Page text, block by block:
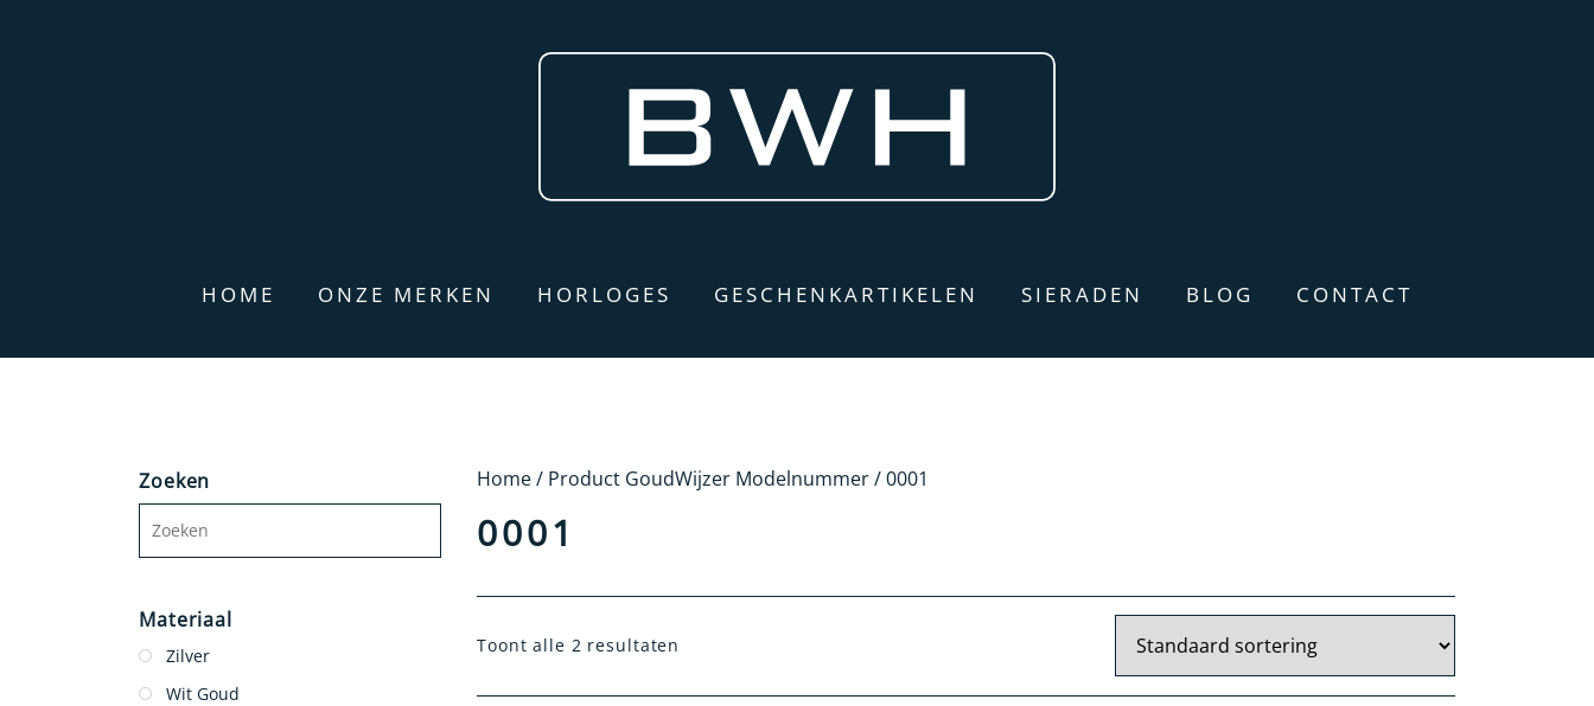
HOME ONZE MERKEN HORLOGES GESCHENKARTIKELEN SIERADEN BLOG CONTACT
Zoeken
Materiaal
Zilver
Wit Goud
Home/ Product GoudWijzer Modelnummer / 0001
0001
Toont alle 2 resultaten